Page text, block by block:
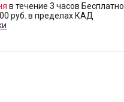
в течение 3 часов Бесплатно
руб. в пределах КАД